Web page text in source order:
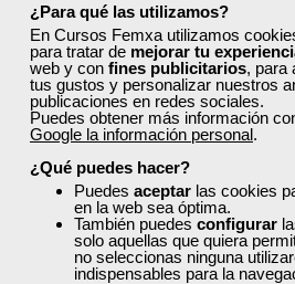
¿Para qué las utilizamos?
En Cursos Femxa utilizamos
para tratar de mejorar tu
web y con fines publicitarios, para
tus gustos y personalizar nuestros
publicaciones en redes sociales.
Puedes obtener más información
Google la información personal.
¿Qué puedes hacer?
Puedes aceptar las cookies
en la web sea óptima.
También puedes configurar
solo aquellas que quiera
no seleccionas ninguna
indispensables para la
Matrícula
7 164
ONLINE